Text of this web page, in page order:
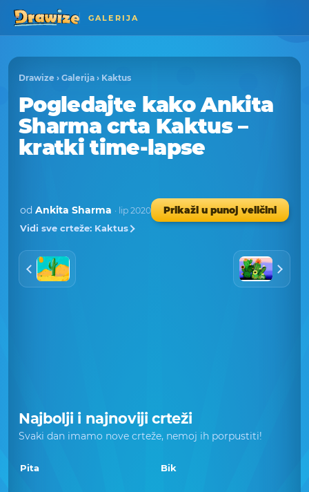
GALERIJA
Drawize › Galerija › Kaktus
Pogledajte kako Ankita
Sharma crta Kaktus –
kratki time-lapse
od Ankita Sharma · lip 2020
Prikaži u punoj veličini
Vidi sve crteže: Kaktus
Najbolji i najnoviji crteži
Svaki dan imamo nove crteže, nemoj ih porpustiti!
Pita Bik